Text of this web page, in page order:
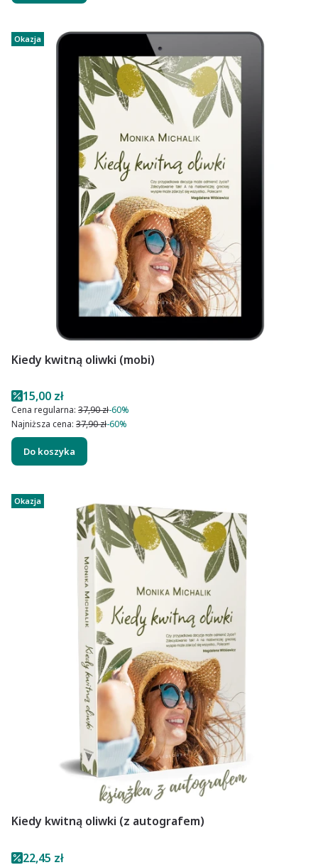
Okazja
Kiedy kwitną oliwki (mobi)
Cena promocyjna
15,00 zł
Cena regularna: 37,90 zł-60%
Najniższa cena: 37,90 zł-60%
Do koszyka
Okazja
Kiedy kwitną oliwki (z autografem)
Cena promocyjna
22,45 zł